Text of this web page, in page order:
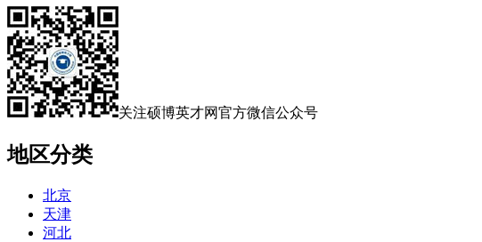
关注硕博英才网官方微信公众号
地区分类
北京
天津
河北